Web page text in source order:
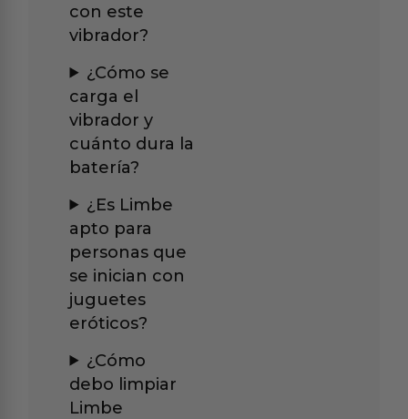
con este
vibrador?
¿Cómo se
carga el
vibrador y
cuánto dura la
batería?
¿Es Limbe
apto para
personas que
se inician con
juguetes
eróticos?
¿Cómo
debo limpiar
Limbe